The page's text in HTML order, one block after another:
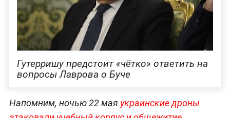
Гутерришу предстоит «чётко» ответить на
вопросы Лаврова о Буче
Напомним, ночью 22 мая украинские дроны